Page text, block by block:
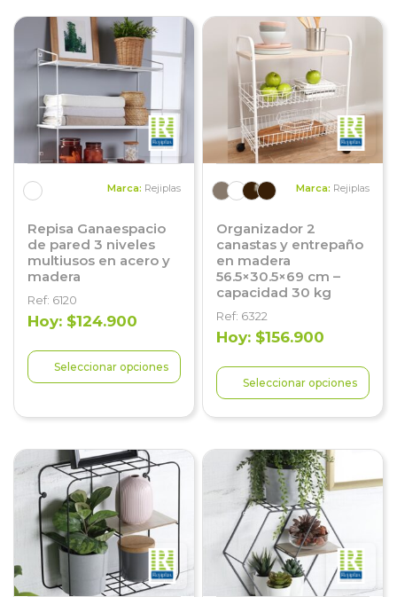
Marca: Rejiplas
Repisa Ganaespacio
de pared 3 niveles
multiusos en acero y
madera
Ref: 6120
Hoy: $124.900
Seleccionar opciones
Marca: Rejiplas
Organizador 2
canastas y entrepaño
en madera
56.5×30.5×69 cm –
capacidad 30 kg
Ref: 6322
Hoy: $156.900
Seleccionar opciones